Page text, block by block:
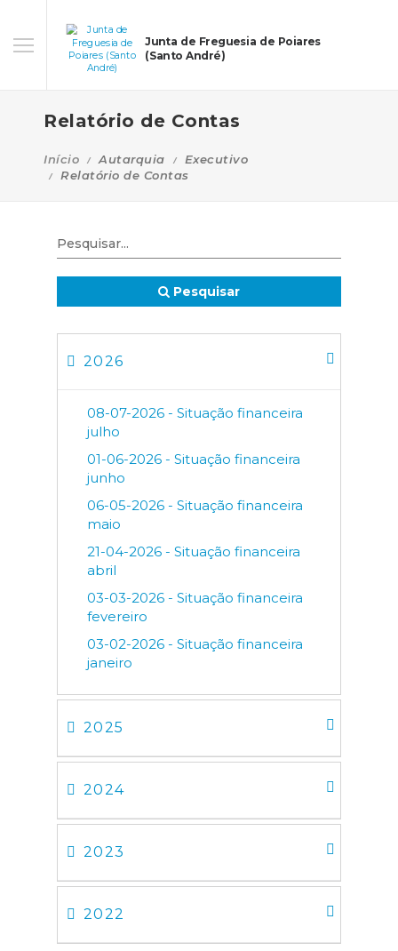
Junta de Freguesia de Poiares
(Santo André)
Relatório de Contas
Início Autarquia
Executivo
Relatório de Contas
Pesquisar
2026
08-07-2026 - Situação financeira
julho
01-06-2026 - Situação financeira
junho
06-05-2026 - Situação financeira
maio
21-04-2026 - Situação financeira
abril
03-03-2026 - Situação financeira
fevereiro
03-02-2026 - Situação financeira
janeiro
2025
2024
2023
2022